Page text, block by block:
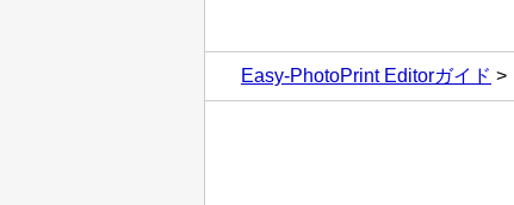
Easy-PhotoPrint Editorガイド